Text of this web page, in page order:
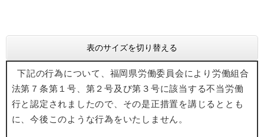
表のサイズを切り替える
下記の行為について、福岡県労働委員会により労働組合
法第７条第１号、第２号及び第３号に該当する不当労働
行と認定されましたので、その是正措置を講じるととも
に、今後このような行為をいたしません。